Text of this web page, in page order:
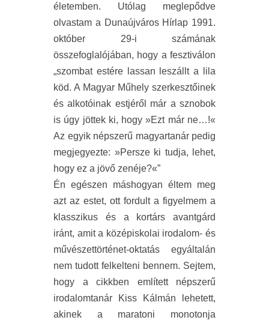
életemben. Utólag meglepődve
olvastam a Dunaújváros Hírlap 1991.
október 29-i számának
összefoglalójában, hogy a fesztiválon
„szombat estére lassan leszállt a lila
köd. A Magyar Műhely szerkesztőinek
és alkotóinak estjéről már a sznobok
is úgy jöttek ki, hogy »Ezt már ne…!«
Az egyik népszerű magyartanár pedig
megjegyezte: »Persze ki tudja, lehet,
hogy ez a jövő zenéje?«”
Én egészen máshogyan éltem meg
azt az estet, ott fordult a figyelmem a
klasszikus és a kortárs avantgárd
iránt, amit a középiskolai irodalom- és
művészettörténet-oktatás egyáltalán
nem tudott felkelteni bennem. Sejtem,
hogy a cikkben említett népszerű
irodalomtanár Kiss Kálmán lehetett,
akinek a maratoni monotonja